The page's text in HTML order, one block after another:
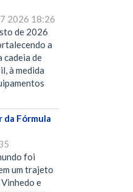
7 2026 18:26
de 2026
a
cadeia de
à medida
Fórmula
foi
um trajeto
e